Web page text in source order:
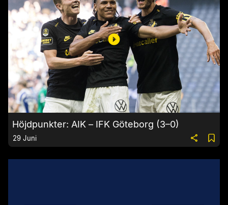
Höjdpunkter: AIK – IFK Göteborg (3–0)
29 Juni